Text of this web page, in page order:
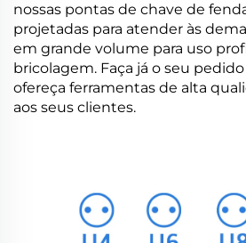
nossas pontas de chave de
projetadas para atender às
em grande volume para uso
bricolagem. Faça já o seu
ofereça ferramentas de alta
aos seus clientes.